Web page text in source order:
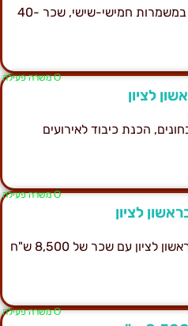
עבודה בחנות אלכוהול בירושלים במשמרות חמישי-שישי, שכר 40-
Ο משרה פעילה
הכנת כיבוד לאירועים
Ο משרה פעילה
משרה פיזית בתחום התחזוקה בראשון לציון עם שכר של 8,500 ש"ח
Ο משרה פעילה